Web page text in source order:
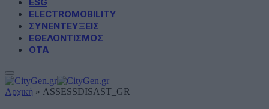
ESG
ELECTROMOBILITY
ΣΥΝΕΝΤΕΥΞΕΙΣ
ΕΘΕΛΟΝΤΙΣΜΟΣ
ΟΤΑ
Αρχική » ASSESSDISAST_GR